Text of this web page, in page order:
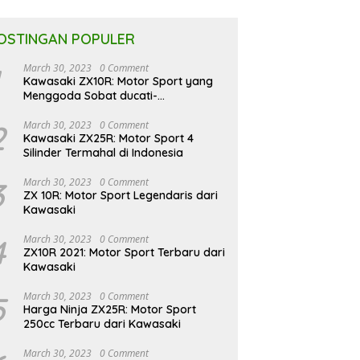
POPULER
March 30, 2023 0 Comment
Kawasaki ZX10R: Motor Sport yang
Menggoda Sobat ducati-
March 30, 2023 0 Comment
Kawasaki ZX25R: Motor Sport 4
Silinder Termahal di Indonesia
March 30, 2023 0 Comment
ZX 10R: Motor Sport Legendaris dari
Kawasaki
March 30, 2023 0 Comment
ZX10R 2021: Motor Sport Terbaru dari
Kawasaki
March 30, 2023 0 Comment
Harga Ninja ZX25R: Motor Sport
250cc Terbaru dari Kawasaki
March 30, 2023 0 Comment